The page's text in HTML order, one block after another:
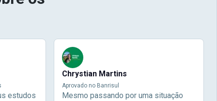
estudos
Chrystian Martins
Aprovado no Banrisul
Mesmo passando por uma situação